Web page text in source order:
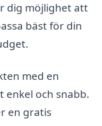
dig möjlighet att
bäst för din
med en
och snabb.
en gratis